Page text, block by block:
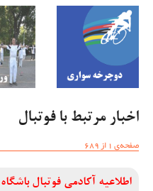
اخبار مرتبط با فوتبال
صفحه‌ی 1 از 689
اطلاعیه آکادمی فوتبال